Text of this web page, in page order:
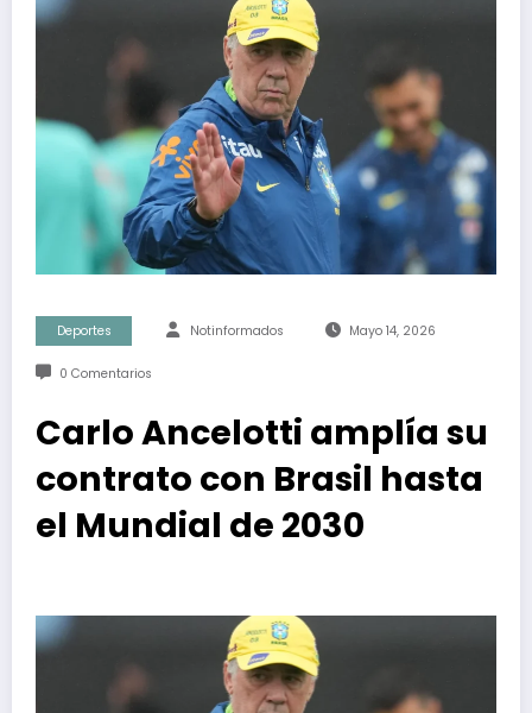
Deportes Notinformados Mayo 14, 2026
0 Comentarios
Carlo Ancelotti amplía su
contrato con Brasil hasta
el Mundial de 2030